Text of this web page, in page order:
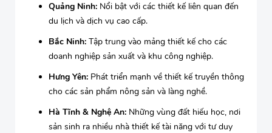
Quảng Ninh: Nổi bật với các thiết kế liên quan đến
du lịch và dịch vụ cao cấp.
Bắc Ninh: Tập trung vào mảng thiết kế cho các
doanh nghiệp sản xuất và khu công nghiệp.
Hưng Yên: Phát triển mạnh về thiết kế truyền thông
cho các sản phẩm nông sản và làng nghề.
Hà Tĩnh & Nghệ An: Những vùng đất hiếu học, nơi
sản sinh ra nhiều nhà thiết kế tài năng với tư duy